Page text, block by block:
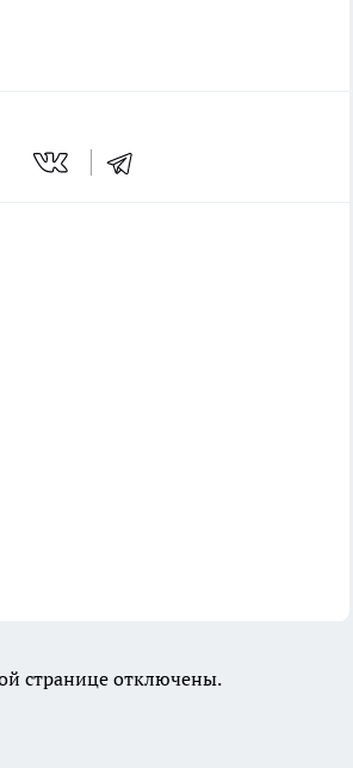
странице отключены.